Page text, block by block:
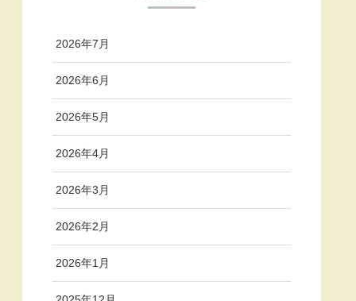
2026年7月
2026年6月
2026年5月
2026年4月
2026年3月
2026年2月
2026年1月